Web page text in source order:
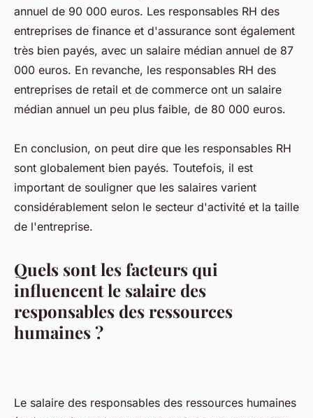
annuel de 90 000 euros. Les responsables RH des
entreprises de finance et d'assurance sont également
très bien payés, avec un salaire médian annuel de 87
000 euros. En revanche, les responsables RH des
entreprises de retail et de commerce ont un salaire
médian annuel un peu plus faible, de 80 000 euros.
En conclusion, on peut dire que les responsables RH
sont globalement bien payés. Toutefois, il est
important de souligner que les salaires varient
considérablement selon le secteur d'activité et la taille
de l'entreprise.
Quels sont les facteurs qui
influencent le salaire des
responsables des ressources
humaines ?
Le salaire des responsables des ressources humaines